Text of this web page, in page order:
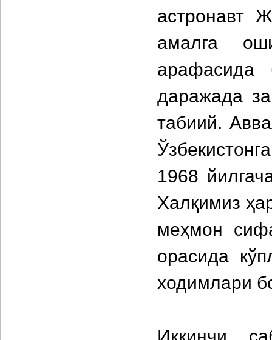
астронавт
амалга
арафасида
даражада
табиий.
1968
Халқимиз
меҳмон
орасида
ходимлари